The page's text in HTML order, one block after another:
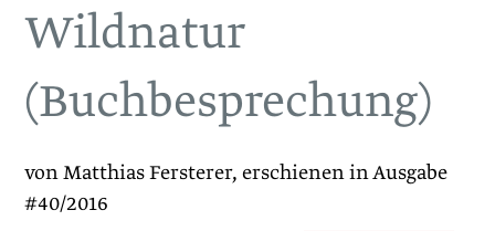
Wildnatur
(Buchbesprechung)
von Matthias Fersterer, erschienen in Ausgabe
#40/2016